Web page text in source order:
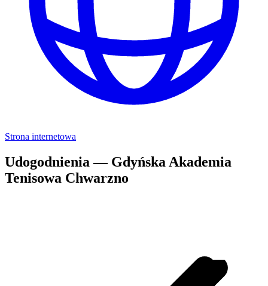
Strona internetowa
Udogodnienia — Gdyńska Akademia
Tenisowa Chwarzno